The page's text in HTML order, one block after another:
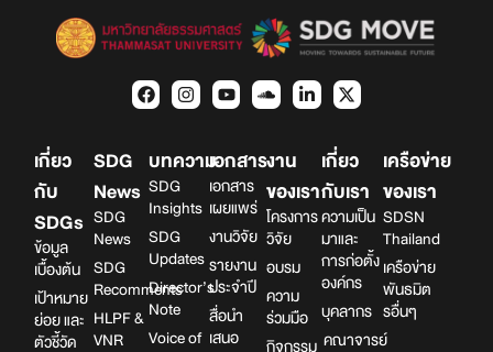
เกี่ยว
กับ
SDGs
ข้อมูล
เบื้องต้น
เป้าหมาย
ย่อย และ
ตัวชี้วัด
SDG
News
SDG
News
SDG
Recomments
HLPF &
VNR
บทความ
SDG
Insights
SDG
Updates
Director’s
Note
Voice of
เอกสาร
เอกสาร
เผยแพร่
งานวิจัย
รายงาน
ประจำปี
สื่อนำ
เสนอ
งาน
ของเรา
โครงการ
วิจัย
อบรม
ความ
ร่วมมือ
กิจกรรม
เกี่ยว
กับเรา
ความเป็น
มาและ
การก่อตั้ง
องค์กร
บุคลากร
คณาจารย์
เครือข่าย
ของเรา
SDSN
Thailand
เครือข่าย
พันธมิต
รอื่นๆ